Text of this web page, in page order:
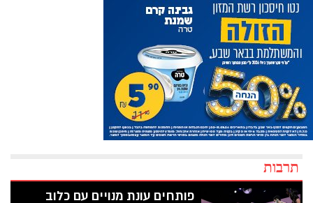
תרבות
פותחים עונת מנויים עם כלוב